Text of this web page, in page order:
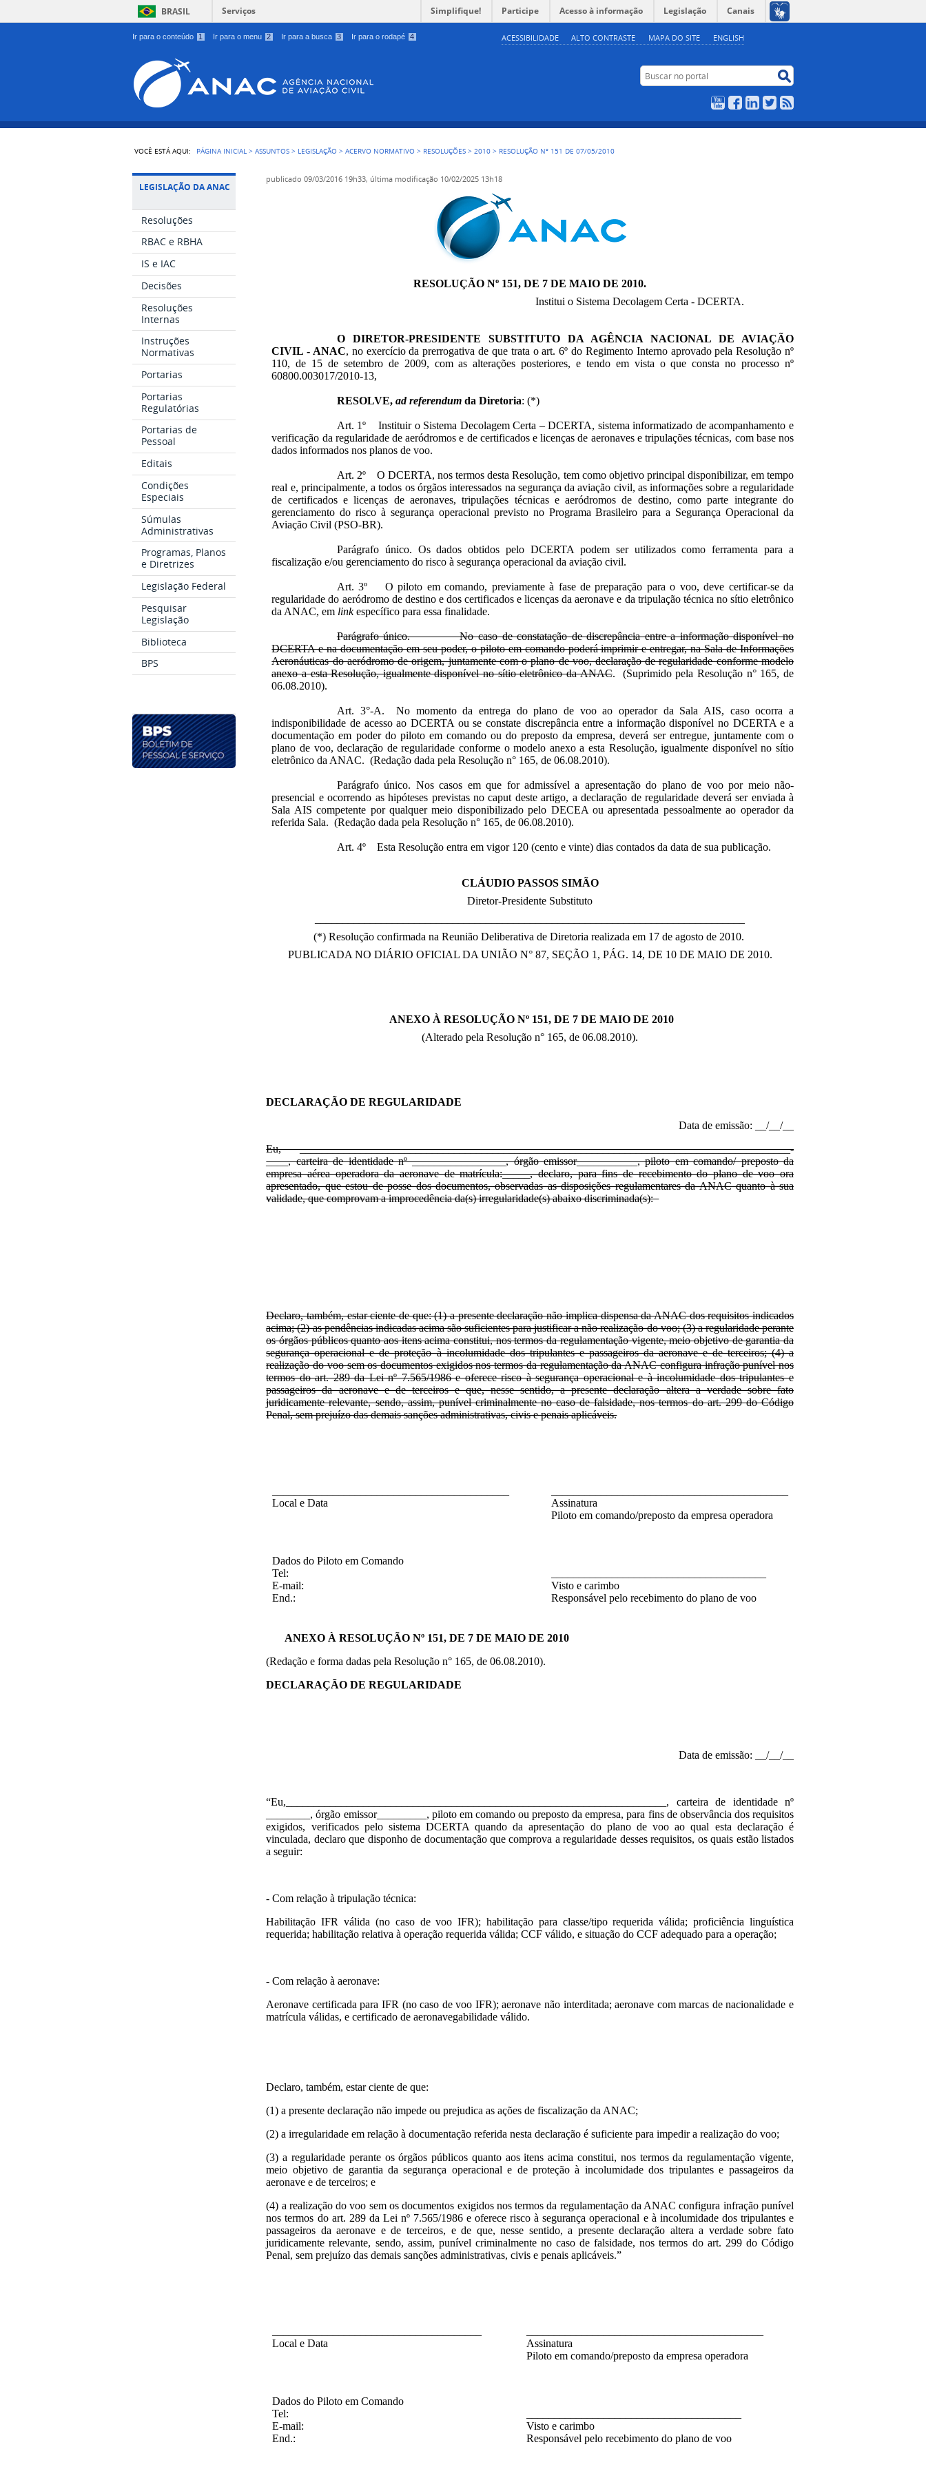
Ir para o conteúdo 1 Ir para o menu 2 Ir para a busca 3 Ir para o rodapé 4 ACESSIBILIDADE ALTO CONTRASTE MAPA DO SITE ENGLISH
BRASIL Serviços Simplifique! Participe Acesso à informação Legislação Canais
Buscar no portal
YouTubeFacebookLinkedIn
Twitter
VOCÊ ESTÁ AQUI: PÁGINA INICIAL >ASSUNTOS > LEGISLAÇÃO >ACERVO NORMATIVO > RESOLUÇÕES >2010 > RESOLUÇÃO Nº 151 DE 07/05/2010
LEGISLAÇÃO DA ANAC
Resoluções
RBAC e RBHA
IS e IAC
Decisões
Resoluções
Internas
Instruções
Normativas
Portarias
Portarias
Regulatórias
Portarias de
Pessoal
Editais
Condições
Especiais
Súmulas
Administrativas
Programas, Planos
e Diretrizes
Legislação Federal
Pesquisar
Legislação
Biblioteca
BPS
publicado 09/03/2016 19h33, última modificação 10/02/2025 13h18
RESOLUÇÃO Nº 151, DE 7 DE MAIO DE 2010.
Institui o Sistema Decolagem Certa - DCERTA.
O
DIRETOR-PRESIDENTE SUBSTITUTO DA AGÊNCIA NACIONAL DE AVIAÇÃO
CIVIL - ANAC, no exercício da prerrogativa de que trata o art. 6º do Regimento Interno aprovado pela Resolução nº
110, de 15 de setembro de 2009, com as alterações posteriores, e tendo em vista o que consta no processo nº
60800.003017/2010-13,
RESOLVE, ad referendum da Diretoria: (*)
Art. 1º Instituir o Sistema Decolagem Certa – DCERTA, sistema informatizado de acompanhamento e
verificação da regularidade de aeródromos e de certificados e licenças de aeronaves e tripulações técnicas, com base nos
dados informados nos planos de voo.
Art. 2º O DCERTA, nos termos desta Resolução, tem como objetivo principal disponibilizar, em tempo
real e, principalmente, a todos os órgãos interessados na segurança da aviação civil, as informações sobre a regularidade
de certificados e licenças de aeronaves, tripulações técnicas e aeródromos de destino, como parte integrante do
gerenciamento do risco à segurança operacional previsto no Programa Brasileiro para a Segurança Operacional da
Aviação Civil (PSO-BR).
Parágrafo único. Os dados obtidos pelo DCERTA podem ser utilizados como ferramenta para a
fiscalização e/ou gerenciamento do risco à segurança operacional da aviação civil.
Art. 3º O piloto em comando, previamente à fase de preparação para o voo, deve certificar-se da
regularidade do aeródromo de destino e dos certificados e licenças da aeronave e da tripulação técnica no sítio eletrônico
da ANAC, em linkespecífico para essa finalidade.
Parágrafo único. No caso de constatação de discrepância entre a informação disponível no
DCERTA e na documentação em seu poder, o piloto em comando poderá imprimir e entregar, na Sala de Informações
Aeronáuticas do aeródromo de origem, juntamente com o plano de voo, declaração de regularidade conforme modelo
anexo a esta Resolução, igualmente disponível no sítio eletrônico da ANAC. (Suprimido pela Resolução n° 165, de
06.08.2010).
Art. 3°-A. No momento da entrega do plano de voo ao operador da Sala AIS, caso ocorra a
indisponibilidade de acesso ao DCERTA ou se constate discrepância entre a informação disponível no DCERTA e a
documentação em poder do piloto em comando ou do preposto da empresa, deverá ser entregue, juntamente com o
plano de voo, declaração de regularidade conforme o modelo anexo a esta Resolução, igualmente disponível no sítio
eletrônico da ANAC. (Redação dada pela Resolução n° 165, de 06.08.2010).
Parágrafo único. Nos casos em que for admissível a apresentação do plano de voo por meio não-
presencial e ocorrendo as hipóteses previstas no caput deste artigo, a declaração de regularidade deverá ser enviada à
Sala AIS competente por qualquer meio disponibilizado pelo DECEA ou apresentada pessoalmente ao operador da
referida Sala. (Redação dada pela Resolução n° 165, de 06.08.2010).
Art. 4º Esta Resolução entra em vigor 120 (cento e vinte) dias contados da data de sua publicação.
CLÁUDIO PASSOS SIMÃO
Diretor-Presidente Substituto
(*) Resolução confirmada na Reunião Deliberativa de Diretoria realizada em 17 de agosto de 2010.
PUBLICADA NO DIÁRIO OFICIAL DA UNIÃO N° 87, SEÇÃO 1, PÁG. 14, DE 10 DE MAIO DE 2010.
ANEXO À RESOLUÇÃO Nº 151, DE 7 DE MAIO DE 2010
(Alterado pela Resolução n° 165, de 06.08.2010).
DECLARAÇÃO DE REGULARIDADE
Data de emissão: __/__/__
Eu, ___________________________________________________________________­­­­­______________________­­­
____, carteira de identidade nº _________________, órgão emissor___________, piloto em comando/ preposto da
empresa aérea operadora da aeronave de matrícula:_____, declaro, para fins de recebimento do plano de voo ora
apresentado, que estou de posse dos documentos, observadas as disposições regulamentares da ANAC quanto à sua
validade, que comprovam a improcedência da(s) irregularidade(s) abaixo discriminada(s):
Declaro, também, estar ciente de que: (1) a presente declaração não implica dispensa da ANAC dos requisitos indicados
acima; (2) as pendências indicadas acima são suficientes para justificar a não realização do voo; (3) a regularidade perante
os órgãos públicos quanto aos itens acima constitui, nos termos da regulamentação vigente, meio objetivo de garantia da
segurança operacional e de proteção à incolumidade dos tripulantes e passageiros da aeronave e de terceiros; (4) a
realização do voo sem os documentos exigidos nos termos da regulamentação da ANAC configura infração punível nos
termos do art. 289 da Lei nº 7.565/1986 e oferece risco à segurança operacional e à incolumidade dos tripulantes e
passageiros da aeronave e de terceiros e que, nesse sentido, a presente declaração altera a verdade sobre fato
juridicamente relevante, sendo, assim, punível criminalmente no caso de falsidade, nos termos do art. 299 do Código
Penal, sem prejuízo das demais sanções administrativas, civis e penais aplicáveis.
Local e Data
Assinatura
Piloto em comando/preposto da empresa operadora
Dados do Piloto em Comando
Tel:
E-mail:
End.:
Visto e carimbo
Responsável pelo recebimento do plano de voo
ANEXO À RESOLUÇÃO Nº 151, DE 7 DE MAIO DE 2010
(Redação e forma dadas pela Resolução n° 165, de 06.08.2010).
DECLARAÇÃO DE REGULARIDADE
Data de emissão: __/__/__
“Eu,_____________________________________________________________________, carteira de identidade nº
________, órgão emissor_________, piloto em comando ou preposto da empresa, para fins de observância dos requisitos
exigidos, verificados pelo sistema DCERTA quando da apresentação do plano de voo ao qual esta declaração é
vinculada, declaro que disponho de documentação que comprova a regularidade desses requisitos, os quais estão listados
a seguir:
- Com relação à tripulação técnica:
Habilitação IFR válida (no caso de voo IFR); habilitação para classe/tipo requerida válida; proficiência linguística
requerida; habilitação relativa à operação requerida válida; CCF válido, e situação do CCF adequado para a operação;
- Com relação à aeronave:
Aeronave certificada para IFR (no caso de voo IFR); aeronave não interditada; aeronave com marcas de nacionalidade e
matrícula válidas, e certificado de aeronavegabilidade válido.
Declaro, também, estar ciente de que:
(1) a presente declaração não impede ou prejudica as ações de fiscalização da ANAC;
(2) a irregularidade em relação à documentação referida nesta declaração é suficiente para impedir a realização do voo;
(3) a regularidade perante os órgãos públicos quanto aos itens acima constitui, nos termos da regulamentação vigente,
meio objetivo de garantia da segurança operacional e de proteção à incolumidade dos tripulantes e passageiros da
aeronave e de terceiros; e
(4) a realização do voo sem os documentos exigidos nos termos da regulamentação da ANAC configura infração punível
nos termos do art. 289 da Lei nº 7.565/1986 e oferece risco à segurança operacional e à incolumidade dos tripulantes e
passageiros da aeronave e de terceiros, e de que, nesse sentido, a presente declaração altera a verdade sobre fato
juridicamente relevante, sendo, assim, punível criminalmente no caso de falsidade, nos termos do art. 299 do Código
Penal, sem prejuízo das demais sanções administrativas, civis e penais aplicáveis.”
Local e Data
Assinatura
Piloto em comando/preposto da empresa operadora
Dados do Piloto em Comando
Tel:
E-mail:
End.:
Visto e carimbo
Responsável pelo recebimento do plano de voo